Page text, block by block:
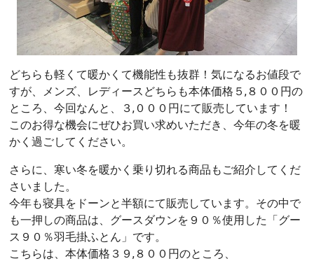
どちらも軽くて暖かくて機能性も抜群！気になるお値段で
すが、メンズ、レディースどちらも本体価格５,８００円の
ところ、今回なんと、３,０００円にて販売しています！
このお得な機会にぜひお買い求めいただき、今年の冬を暖
かく過ごしてください。
さらに、寒い冬を暖かく乗り切れる商品もご紹介してくだ
さいました。
今年も寝具をドーンと半額にて販売しています。その中で
も一押しの商品は、グースダウンを９０％使用した「グー
ス９０％羽毛掛ふとん」です。
こちらは、本体価格３９,８００円のところ、